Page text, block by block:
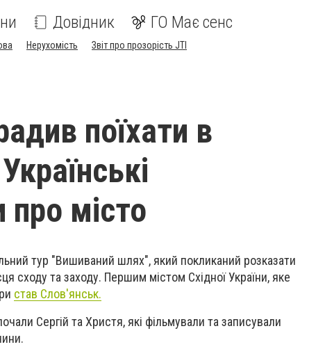
Довідник ГО Має сенс
Нерухомість Звіт про прозорість JTI
поїхати в
про місто
тур "Вишиваний шлях", який покликаний розказати
сходу та заходу. Першим містом Східної України, яке
став Слов'янськ.
Сергій та Христя, які фільмували та записували